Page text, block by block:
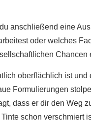
anschließend eine
oder welches
Chancen
oberflächlich ist und
Formulierungen
dass er dir den Weg
schon verschmiert